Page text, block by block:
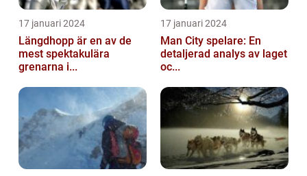
17 januari 2024
Längdhopp är en av de
mest spektakulära
grenarna i...
17 januari 2024
Man City spelare: En
detaljerad analys av laget
oc...